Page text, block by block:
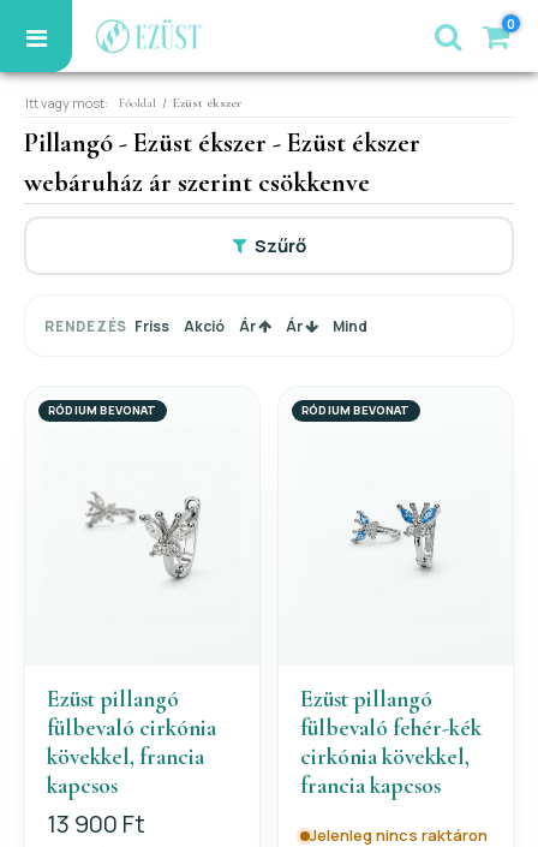
0
Itt vagy most: Főoldal / Ezüst ékszer
Pillangó - Ezüst ékszer - Ezüst ékszer
webáruház ár szerint csökkenve
Szűrő
RENDEZÉS Friss Akció Ár Ár Mind
RÓDIUM BEVONAT
Ezüst pillangó
fülbevaló cirkónia
kövekkel, francia
kapcsos
13 900 Ft
RÓDIUM BEVONAT
Ezüst pillangó
fülbevaló fehér-kék
cirkónia kövekkel,
francia kapcsos
Jelenleg nincs raktáron